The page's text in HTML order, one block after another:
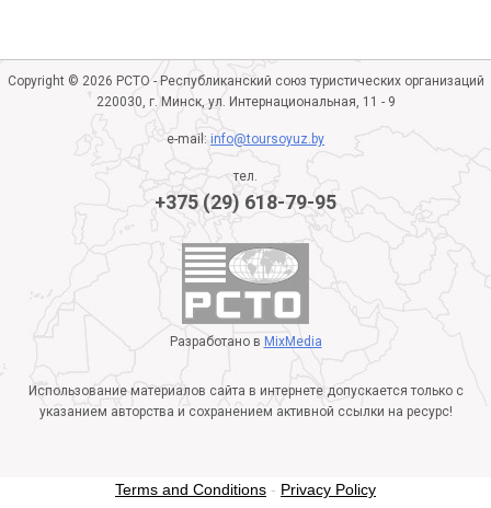
Copyright © 2026 РСТО - Республиканский союз туристических организаций
220030, г. Минск, ул. Интернациональная, 11 - 9
e-mail:info@toursoyuz.by
тел.
+375 (29) 618-79-95
Разработано в MixMedia
Использование материалов сайта в интернете допускается только с
указанием авторства и сохранением активной ссылки на ресурс!
Terms and Conditions - Privacy Policy